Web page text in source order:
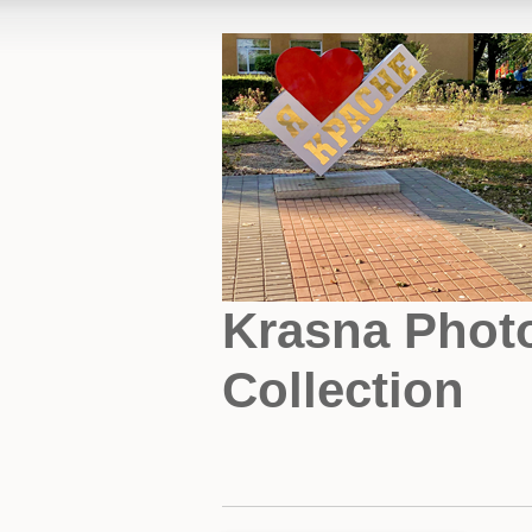
Krasna
Collection